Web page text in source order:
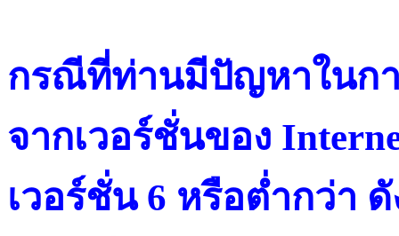
กรณีที่ท่านมีปัญหาในกา
จากเวอร์ชั่นของ
เวอร์ชั่น 6 หรือต่ำกว่า